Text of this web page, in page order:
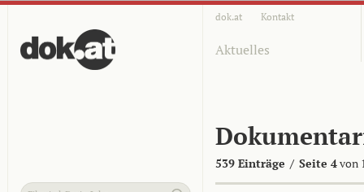
dok.at Kontakt
Aktuelles
539 Einträge / Seite 4von